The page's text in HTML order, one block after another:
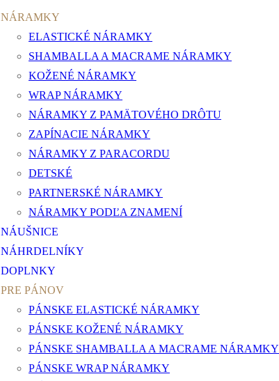
NÁRAMKY
ELASTICKÉ NÁRAMKY
SHAMBALLA A MACRAME NÁRAMKY
KOŽENÉ NÁRAMKY
WRAP NÁRAMKY
NÁRAMKY Z PAMÄTOVÉHO DRÔTU
ZAPÍNACIE NÁRAMKY
NÁRAMKY Z PARACORDU
DETSKÉ
PARTNERSKÉ NÁRAMKY
NÁRAMKY PODĽA ZNAMENÍ
NÁUŠNICE
NÁHRDELNÍKY
DOPLNKY
PRE PÁNOV
PÁNSKE ELASTICKÉ NÁRAMKY
PÁNSKE KOŽENÉ NÁRAMKY
PÁNSKE SHAMBALLA A MACRAME NÁRAMKY
PÁNSKE WRAP NÁRAMKY